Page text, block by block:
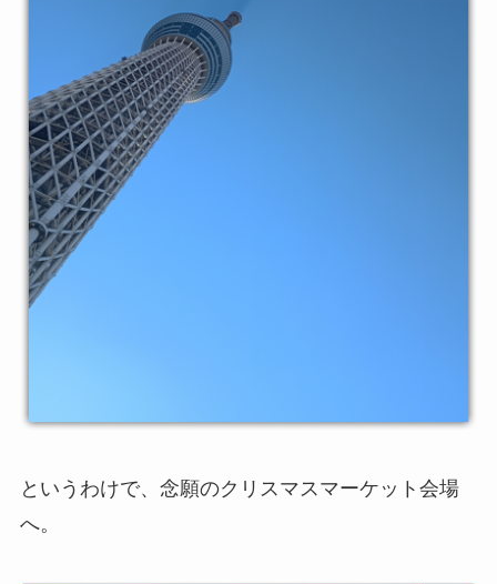
というわけで、念願のクリスマスマーケット会場
へ。